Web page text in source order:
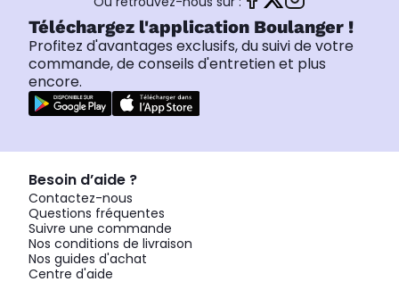
Téléchargez l'application Boulanger !
Profitez d'avantages exclusifs, du suivi de votre
commande, de conseils d'entretien et plus
encore.
Besoin d’aide ?
Contactez-nous
Questions fréquentes
Suivre une commande
Nos conditions de livraison
Nos guides d'achat
Centre d'aide